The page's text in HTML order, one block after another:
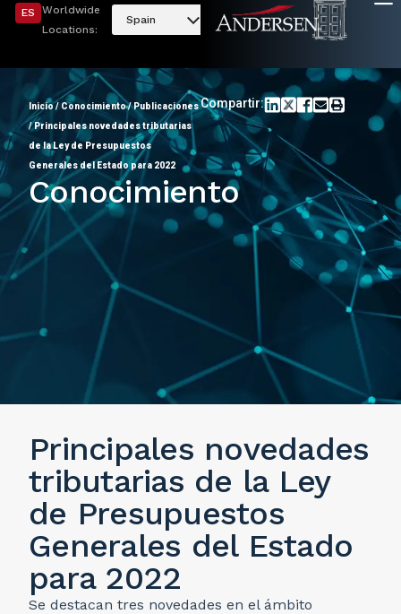
ES
Worldwide
Locations:
Spain
Inicio/ Conocimiento/Publicaciones
/Principales novedades tributarias
de la Ley de Presupuestos
Generales del Estado para 2022
Compartir:
Conocimiento
Principales novedades
tributarias de la Ley
de Presupuestos
Generales del Estado
para 2022
Se destacan tres novedades en el ámbito